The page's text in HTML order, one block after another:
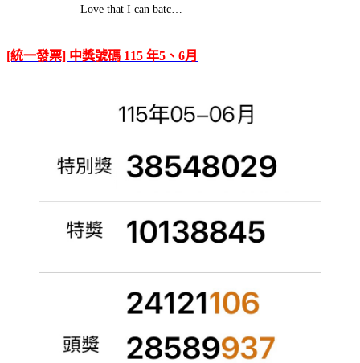
Love that I can batc…
[統一發票] 中獎號碼 115 年5、6月